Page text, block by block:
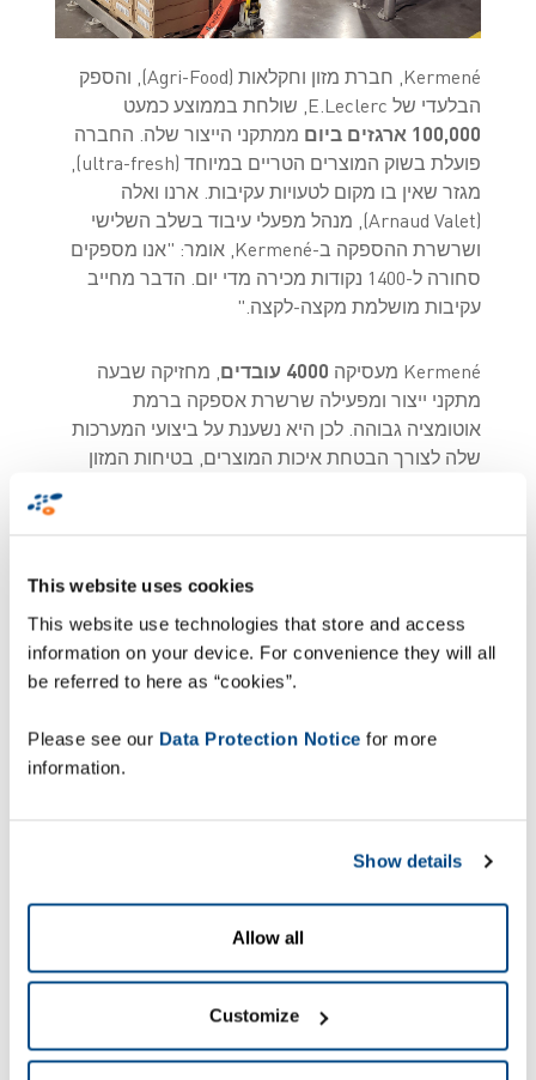
This website uses cookies
This website use technologies that store and access
information on your device. For convenience they will all
be referred to here as “cookies”.
Please see our Data Protection Notice for more
information.
Show details
Allow all
Customize
Kermené, חברת מזון וחקלאות (Agri-Food), והספק
הבלעדי של E.Leclerc, שולחת בממוצע כמעט
100,000 ארגזים ביום
ממתקני הייצור שלה. החברה
פועלת בשוק המוצרים הטריים במיוחד (ultra-fresh),
מגזר שאין בו מקום לטעויות עקיבות. ארנו ואלה
(Arnaud Valet), מנהל מפעלי עיבוד בשלב השלישי
ושרשרת ההספקה ב-Kermené, אומר: "אנו מספקים
סחורה ל-1400 נקודות מכירה מדי יום. הדבר מחייב
עקיבות מושלמת מקצה-לקצה."
Kermené מעסיקה 4000 עובדים
, מחזיקה שבעה
מתקני ייצור ומפעילה שרשרת אספקה ברמת
אוטומציה גבוהה. לכן היא נשענת על ביצועי המערכות
שלה לצורך הבטחת איכות המוצרים, בטיחות המזון
ובאוטומציה של תהליכי
בקרת המשטחים
בתוויות או בהרכב המשטחים. במצב שבו אפילו זיהוי
שגוי של ארגז אחד בלבד עלול לגרום לבעיה תברואתית
המטרה הייתה כפולה:
להבטיח עקיבות לכל ארגז ברמת
היחידה באמצעות מספר ייחודי לכל
פריט משלוח;